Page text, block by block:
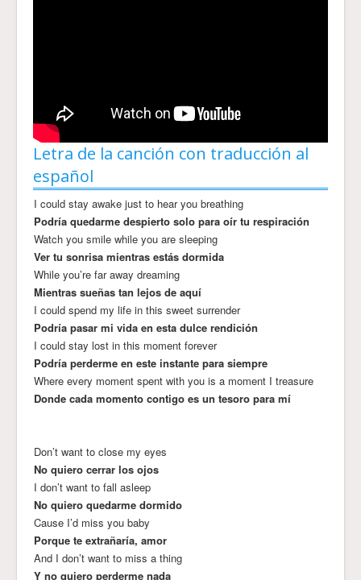
Letra de la canción con traducción al
español
I could stay awake just to hear you breathing
Podría quedarme despierto solo para oír tu respiración
Watch you smile while you are sleeping
Ver tu sonrisa mientras estás dormida
While you’re far away dreaming
Mientras sueñas tan lejos de aquí
I could spend my life in this sweet surrender
Podría pasar mi vida en esta dulce rendición
I could stay lost in this moment forever
Podría perderme en este instante para siempre
Where every moment spent with you is a moment I treasure
Donde cada momento contigo es un tesoro para mí
Don’t want to close my eyes
No quiero cerrar los ojos
I don’t want to fall asleep
No quiero quedarme dormido
Cause I’d miss you baby
Porque te extrañaría, amor
And I don’t want to miss a thing
Y no quiero perderme nada